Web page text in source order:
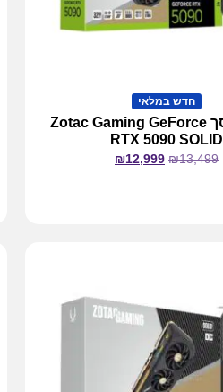
חדש במלאי
כרטיס מסך Zotac Gaming GeForce
RTX 5090 SOLID
₪13,499
₪12,999